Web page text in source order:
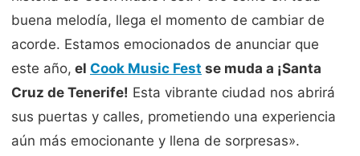
buena melodía, llega el momento de cambiar de
acorde. Estamos emocionados de anunciar que
este año, el Cook Music Fest se muda a ¡Santa
Cruz de Tenerife! Esta vibrante ciudad nos abrirá
sus puertas y calles, prometiendo una experiencia
aún más emocionante y llena de sorpresas».